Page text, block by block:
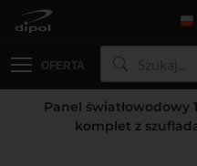
OFERTA
Panel światłowodowy
komplet z